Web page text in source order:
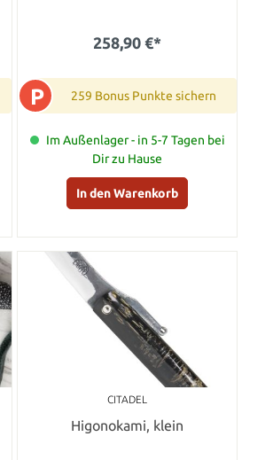
258,90 €*
P 259 Bonus Punkte sichern
Im Außenlager - in 5-7 Tagen bei
Dir zu Hause
In den Warenkorb
CITADEL
Higonokami, klein